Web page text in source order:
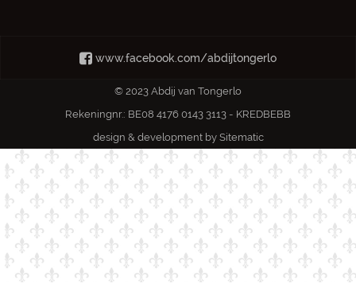
www.facebook.com/abdijtongerlo
© 2023 Abdij van Tongerlo
Rekeningnr.: BE08 4176 0143 3113 - KREDBEBB
design & development by Sitematic